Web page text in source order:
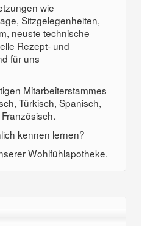
wie
Sitzgelegenheiten,
neuste technische
Rezept- und
für uns
Mitarbeiterstammes
Türkisch, Spanisch,
kennen lernen?
Wohlfühlapotheke.